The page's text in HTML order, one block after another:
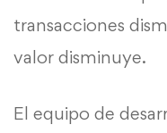
transacciones
valor disminuye.
El equipo de